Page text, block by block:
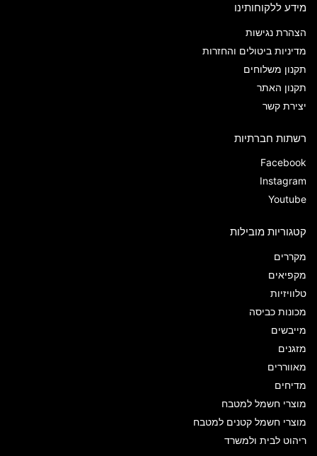
מידע ללקוחותינו
הצהרת נגישות
מדיניות ביטולים והחזרות
תקנון משלוחים
תקנון האתר
יצירת קשר
רשתות חברתיות
Facebook
Instagram
Youtube
קטגוריות מובילות
מקררים
מקפיאים
טלוויזיות
מכונות כביסה
מייבשים
מזגנים
מאווררים
מדיחים
מוצרי חשמל למטבח
מוצרי חשמל קטנים למטבח
ריהוט לבית ולמשרד